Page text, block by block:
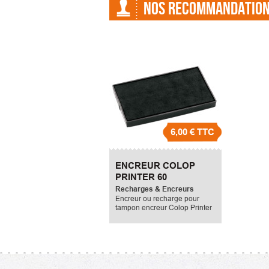
NOS
6,00 €TTC
ENCREUR COLOP
PRINTER 60
Recharges & Encreurs
Encreur ou recharge pour
tampon encreur Colop Printer